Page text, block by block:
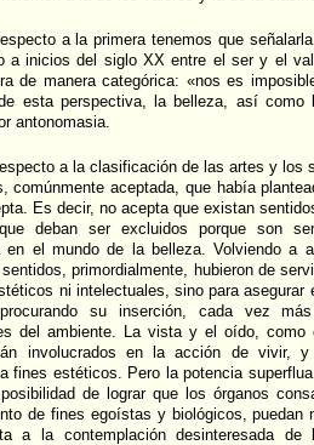
a la primera tenemos que
a inicios del siglo XX entre el ser y el
de manera categórica: «nos es
esta perspectiva, la belleza, así
antonomasia.
a la clasificación de las artes y los
comúnmente aceptada, que había
Es decir, no acepta que existan
deban ser excluidos porque son
en el mundo de la belleza. Volviendo a
primordialmente, hubieron de
ni intelectuales, sino para asegurar
su inserción, cada vez
del ambiente. La vista y el oído,
involucrados en la acción de vivir, y
fines estéticos. Pero la potencia
de lograr que los órganos
de fines egoístas y biológicos, puedan
a la contemplación desinteresada